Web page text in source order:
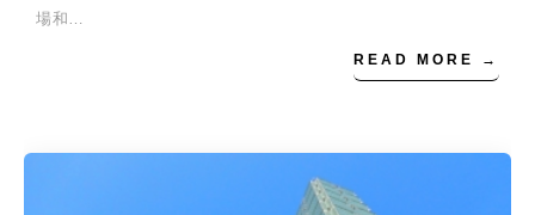
場和…
READ MORE →